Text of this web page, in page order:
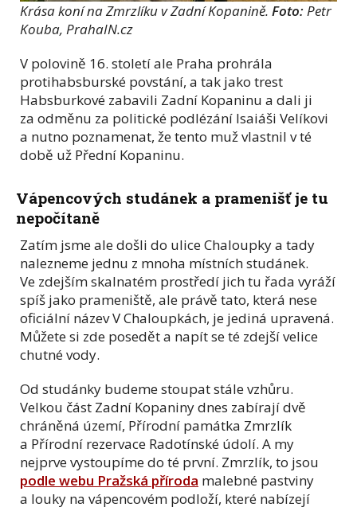
Krása koní na Zmrzlíku v Zadní Kopanině. Foto: Petr
Kouba, PrahaIN.cz
V polovině 16. století ale Praha prohrála
protihabsburské povstání, a tak jako trest
Habsburkové zabavili Zadní Kopaninu a dali ji
za odměnu za politické podlézání Isaiáši Velíkovi
a nutno poznamenat, že tento muž vlastnil v té
době už Přední Kopaninu.
Vápencových studánek a pramenišť je tu
nepočítaně
Zatím jsme ale došli do ulice Chaloupky a tady
nalezneme jednu z mnoha místních studánek.
Ve zdejším skalnatém prostředí jich tu řada vyráží
spíš jako prameniště, ale právě tato, která nese
oficiální název V Chaloupkách, je jediná upravená.
Můžete si zde posedět a napít se té zdejší velice
chutné vody.
Od studánky budeme stoupat stále vzhůru.
Velkou část Zadní Kopaniny dnes zabírají dvě
chráněná území, Přírodní památka Zmrzlík
a Přírodní rezervace Radotínské údolí. A my
nejprve vystoupíme do té první. Zmrzlík, to jsou
podle webu Pražská příroda malebné pastviny
a louky na vápencovém podloží, které nabízejí